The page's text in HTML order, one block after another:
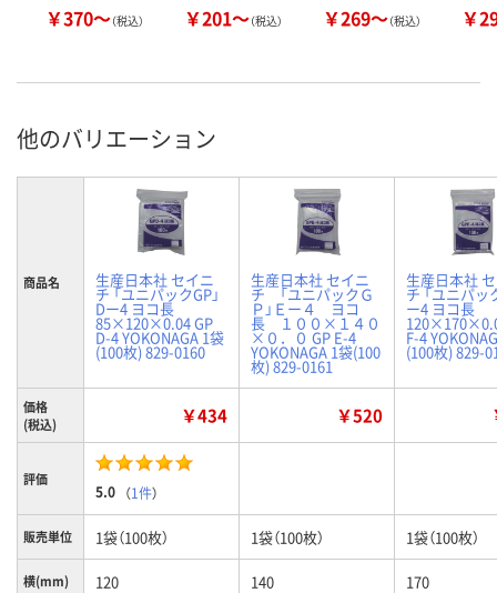
￥370～（税込） ￥201～（税込） ￥269～（税込） ￥
他のバリエーション
商品名 生産日本社 セイニ
チ 「ユニパックGP」
Dー4 ヨコ長
85×120×0.04 GP
D-4 YOKONAGA 1袋
(100枚) 829-0160
生産日本社 セイニ
チ 「ユニパックＧ
Ｐ」Ｅー４ ヨコ
長 １００×１４０
×０．０ GP E-4
YOKONAGA 1袋(100
枚) 829-0161
生産日本社
チ 「ユニパッ
ー4 ヨコ長
F-4
(100枚) 829-
価格
(税込)
￥434 ￥520
評価
5.0 （1件）
販売単位 1袋（100枚） 1袋（100枚） 1袋（100枚）
横(mm) 120 140 170